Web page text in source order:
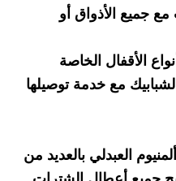
جميع الأذواق أو
الأقفال الخاصة
مع خدمة توصيلها
العبدلي بالعديد من